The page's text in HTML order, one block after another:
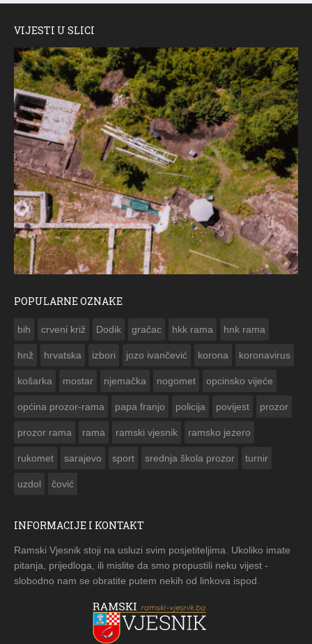
VIJESTI U SLICI
POPULARNE OZNAKE
bih crveni križ Dodik gračac hkk rama hnk rama
hnž hrvatska izbori jozo ivančević korona koronavirus
košarka mostar njemačka nogomet opcinsko vijeće
općina prozor-rama papa franjo policija povijest prozor
prozor rama rama ramski vjesnik ramsko jezero
rukomet sarajevo sport srednja škola prozor turnir
uzdol čović
INFORMACIJE I KONTAKT
Ramski Vjesnik stoji na usluzi svim posjetiteljima. Ukoliko imate
pitanja, prijedloga, ili mislite da smo propustili neku vijest -
slobodno nam se obratite putem nekih od linkova ispod.